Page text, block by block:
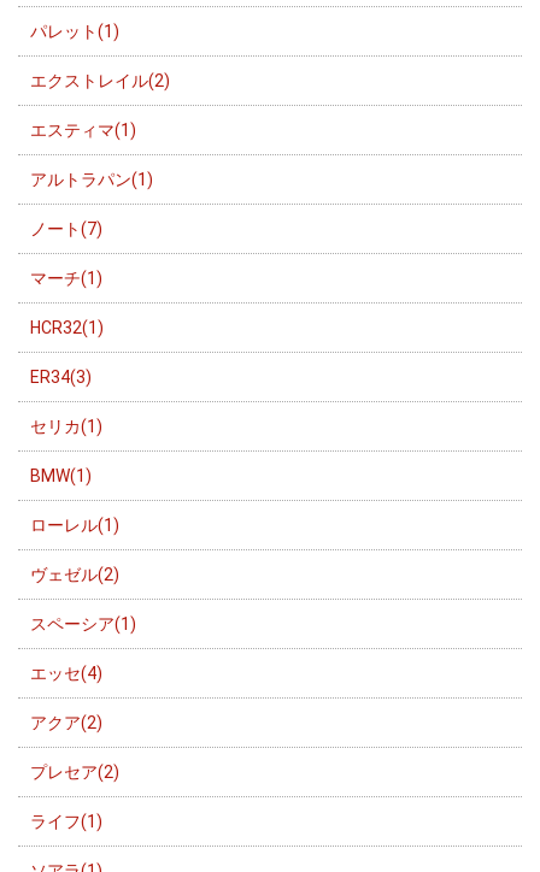
パレット(1)
エクストレイル(2)
エスティマ(1)
アルトラパン(1)
ノート(7)
マーチ(1)
HCR32(1)
ER34(3)
セリカ(1)
BMW(1)
ローレル(1)
ヴェゼル(2)
スペーシア(1)
エッセ(4)
アクア(2)
プレセア(2)
ライフ(1)